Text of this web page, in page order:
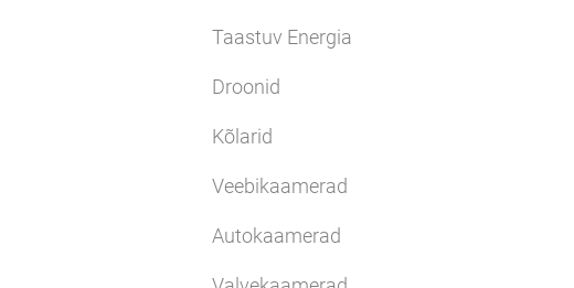
Taastuv Energia
Droonid
Kõlarid
Veebikaamerad
Autokaamerad